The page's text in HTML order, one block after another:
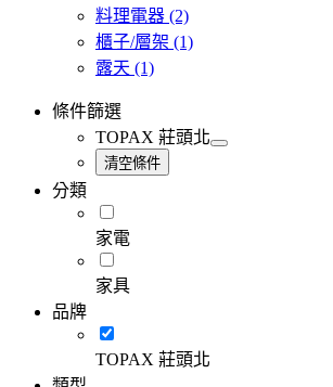
料理電器 (2)
櫃子/層架 (1)
露天 (1)
條件篩選
TOPAX 莊頭北
清空條件
分類
家電
家具
品牌
TOPAX 莊頭北